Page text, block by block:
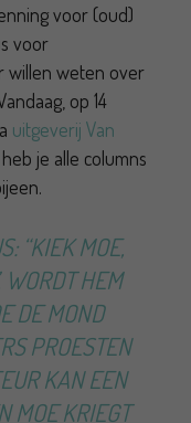
voor (oud)
voor
willen weten over
op 14
uitgeverij Van
je alle columns
“KIEK MOE,
WORDT HEM
DE MOND
PROESTEN
KAN EEN
MOE KRIEGT